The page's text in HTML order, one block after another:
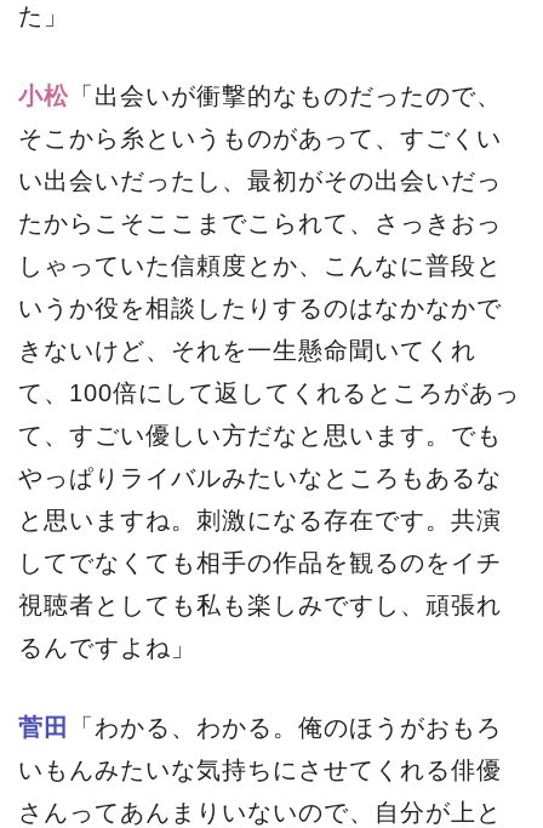
た」
小松「出会いが衝撃的なものだったので、
そこから糸というものがあって、すごくい
い出会いだったし、最初がその出会いだっ
たからこそここまでこられて、さっきおっ
しゃっていた信頼度とか、こんなに普段と
いうか役を相談したりするのはなかなかで
きないけど、それを一生懸命聞いてくれ
て、100倍にして返してくれるところがあっ
て、すごい優しい方だなと思います。でも
やっぱりライバルみたいなところもあるな
と思いますね。刺激になる存在です。共演
してでなくても相手の作品を観るのをイチ
視聴者としても私も楽しみですし、頑張れ
るんですよね」
菅田
「わかる、わかる。俺のほうがおもろ
いもんみたいな気持ちにさせてくれる俳優
さんってあんまりいないので、自分が上と